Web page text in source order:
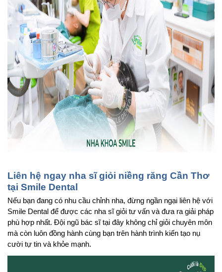
Liên hệ ngay nha sĩ giỏi niềng răng Cần Thơ
tại Smile Dental
Nếu bạn đang có nhu cầu chỉnh nha, đừng ngần ngại liên hệ với
Smile Dental để được các nha sĩ giỏi tư vấn và đưa ra giải pháp
phù hợp nhất. Đội ngũ bác sĩ tại đây không chỉ giỏi chuyên môn
mà còn luôn đồng hành cùng bạn trên hành trình kiến tạo nụ
cười tự tin và khỏe mạnh.